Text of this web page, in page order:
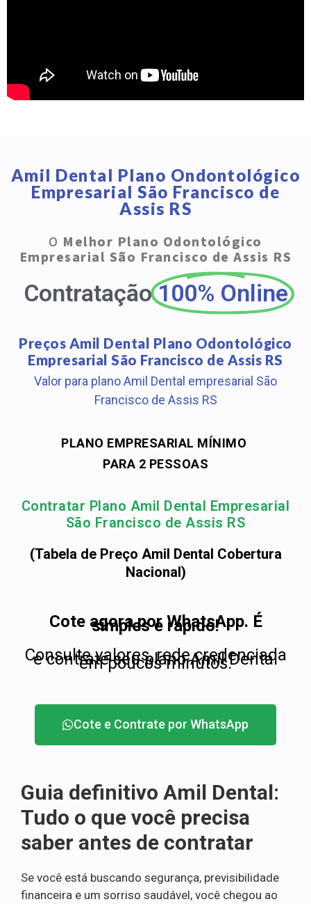
Amil Dental Plano Ondontológico
Empresarial São Francisco de
Assis RS
O Melhor Plano Odontológico
Empresarial São Francisco de Assis RS
Contratação 100% Online
Preços Amil Dental Plano Odontológico
Empresarial São Francisco de Assis RS
Valor para plano Amil Dental empresarial São
Francisco de Assis RS
PLANO EMPRESARIAL MÍNIMO
PARA 2 PESSOAS
Contratar Plano Amil Dental Empresarial
São Francisco de Assis RS
(Tabela de Preço Amil Dental Cobertura
Nacional)
Cote agora por WhatsApp. É
simples e rápido!
Consulte valores, rede credenciada
e contrate seu plano Amil Dental
em poucos minutos.
Cote e Contrate por WhatsApp
Guia definitivo Amil Dental:
Tudo o que você precisa
saber antes de contratar
Se você está buscando segurança, previsibilidade
financeira e um sorriso saudável, você chegou ao